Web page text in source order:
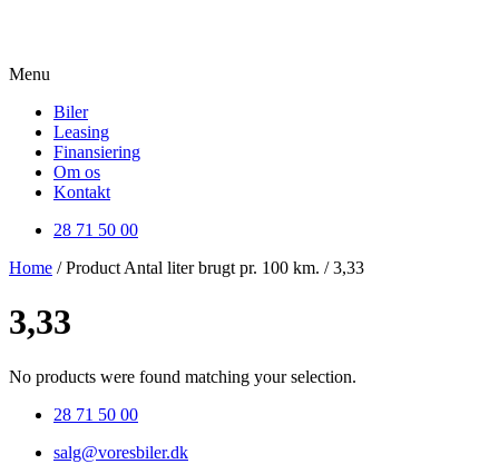
Menu
Biler
Leasing
Finansiering
Om os
Kontakt
28 71 50 00
Home / Product Antal liter brugt pr. 100 km. / 3,33
3,33
No products were found matching your selection.
28 71 50 00
salg@voresbiler.dk